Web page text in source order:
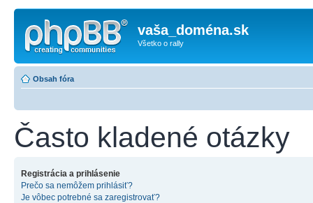
vaša_doména.sk
Všetko o rally
Obsah fóra
Často kladené otázky
Registrácia a prihlásenie
Prečo sa nemôžem prihlásiť?
Je vôbec potrebné sa zaregistrovať?